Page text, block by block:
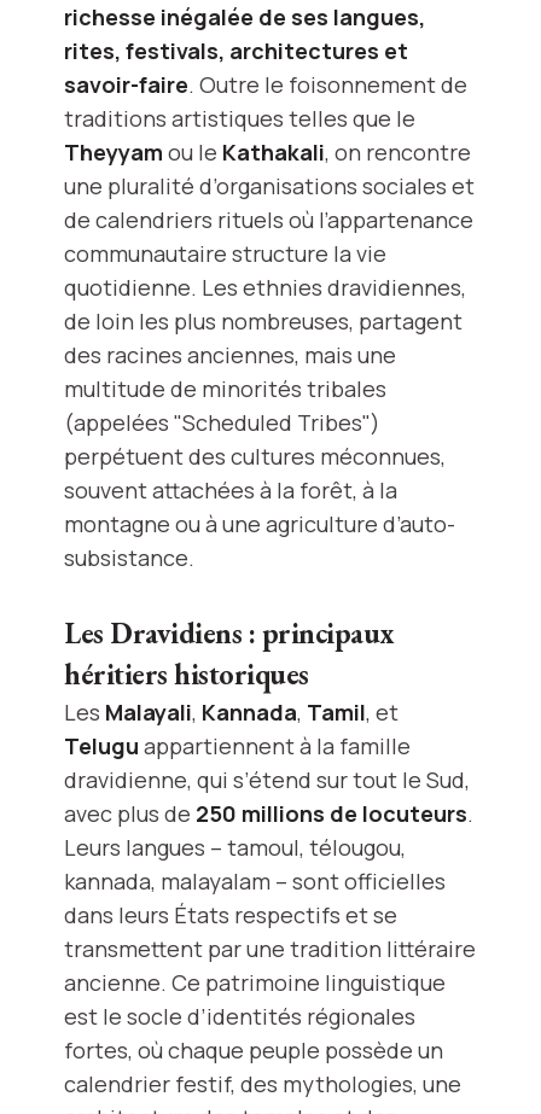
richesse inégalée de ses langues,
rites, festivals, architectures et
savoir-faire. Outre le foisonnement de
traditions artistiques telles que le
Theyyam ou le Kathakali, on rencontre
une pluralité d’organisations sociales et
de calendriers rituels où l’appartenance
communautaire structure la vie
quotidienne. Les ethnies dravidiennes,
de loin les plus nombreuses, partagent
des racines anciennes, mais une
multitude de minorités tribales
(appelées "Scheduled Tribes")
perpétuent des cultures méconnues,
souvent attachées à la forêt, à la
montagne ou à une agriculture d’auto-
subsistance.
Les Dravidiens : principaux
héritiers historiques
Les Malayali, Kannada, Tamil, et
Telugu appartiennent à la famille
dravidienne, qui s’étend sur tout le Sud,
avec plus de 250 millions de locuteurs.
Leurs langues – tamoul, télougou,
kannada, malayalam – sont officielles
dans leurs États respectifs et se
transmettent par une tradition littéraire
ancienne. Ce patrimoine linguistique
est le socle d’identités régionales
fortes, où chaque peuple possède un
calendrier festif, des mythologies, une